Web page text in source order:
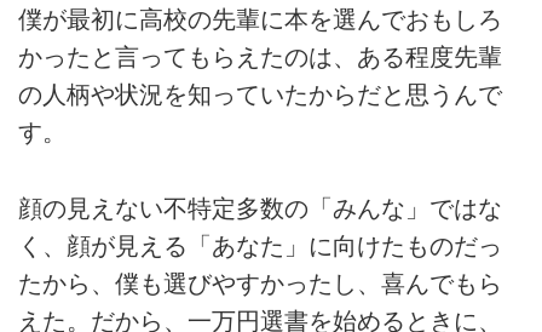
僕が最初に高校の先輩に本を選んでおもしろ
かったと言ってもらえたのは、ある程度先輩
の人柄や状況を知っていたからだと思うんで
す。
顔の見えない不特定多数の「みんな」ではな
く、顔が見える「あなた」に向けたものだっ
たから、僕も選びやすかったし、喜んでもら
えた。だから、一万円選書を始めるときに、